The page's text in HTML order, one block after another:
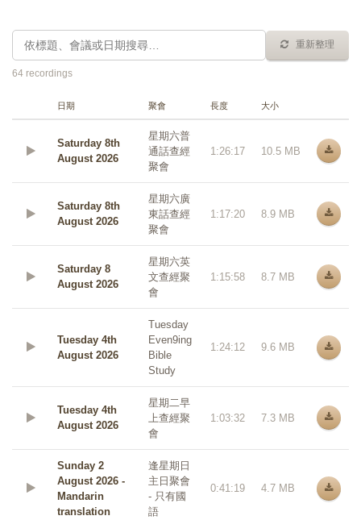
重新整理
64 recordings
日期 聚會 長度 大小
Saturday 8th
August 2026
星期六普
通話查經
聚會
1:26:17 10.5 MB
Saturday 8th
August 2026
星期六廣
東話查經
聚會
1:17:20 8.9 MB
Saturday 8
August 2026
星期六英
文查經聚
會
1:15:58 8.7 MB
Tuesday 4th
August 2026
Tuesday
Even9ing
Bible
Study
1:24:12 9.6 MB
Tuesday 4th
August 2026
星期二早
上查經聚
會
1:03:32 7.3 MB
Sunday 2
August 2026 -
Mandarin
translation
逢星期日
主日聚會
- 只有國
語
0:41:19 4.7 MB